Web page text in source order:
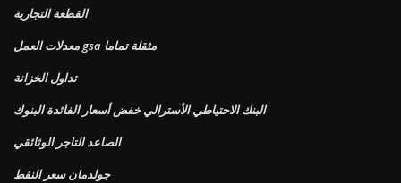
القطعة التجارية
معدلات العمل gsa مثقلة تماما
تداول الخزانة
البنك الاحتياطي الأسترالي خفض أسعار الفائدة البنوك
الصاعد التاجر الوثائقي
جولدمان سعر النفط